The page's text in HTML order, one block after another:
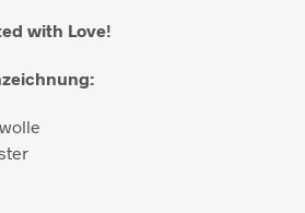
with Love!